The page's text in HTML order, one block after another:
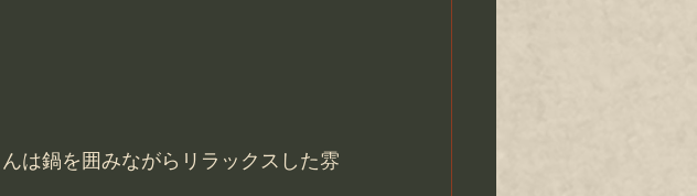
は鍋を囲みながらリラックスした雰